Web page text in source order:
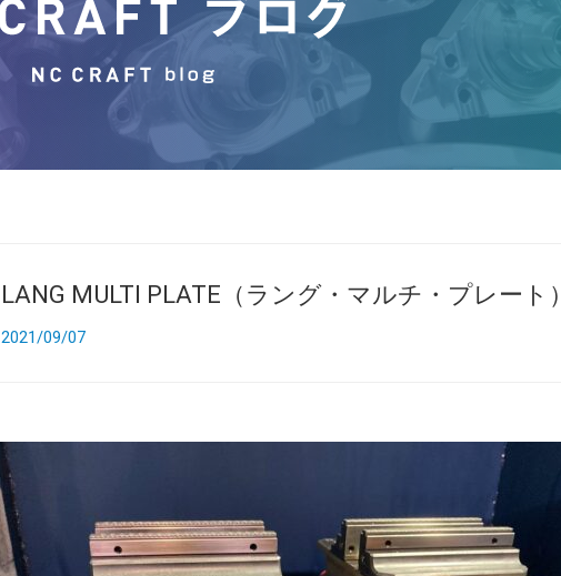
LANG MULTI PLATE（ラング・マルチ・プレート）
2021/09/07